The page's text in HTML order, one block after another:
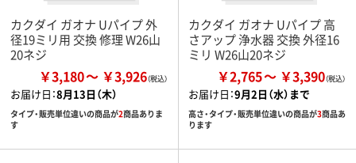
カクダイ ガオナ Uパイプ 外
径19ミリ用 交換 修理 W26山
20ネジ
￥3,180 ￥3,926
お届け日：8月13日（木）
タイプ・販売単位違いの商品が2商品ありま
す
カクダイ ガオナ Uパイプ 高
さアップ 浄水器 交換 外径16
ミリ W26山20ネジ
￥2,765 ￥3,390
お届け日：9月2日（水）まで
高さ・タイプ・販売単位違いの商品が3商品あ
ります